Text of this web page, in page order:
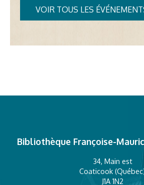
VOIR TOUS LES
Bibliothèque Françoise-
34, Main est
Coaticook
J1A 1N2